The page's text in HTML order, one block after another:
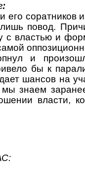
:
соратников
повод.
с властью и
и
бы к
шансов на
знаем
власти,